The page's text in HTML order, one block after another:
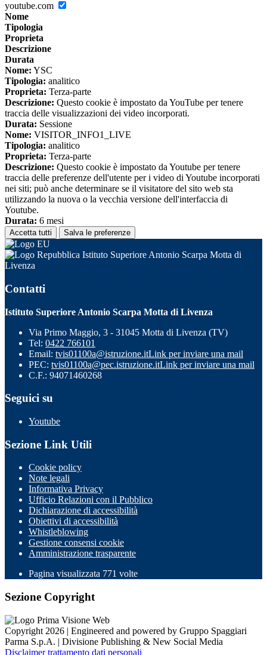
youtube.com
Nome
Tipologia
Proprieta
Descrizione
Durata
Nome: YSC
Tipologia: analitico
Proprieta: Terza-parte
Descrizione: Questo cookie è impostato da YouTube per tenere
traccia delle visualizzazioni dei video incorporati.
Durata: Sessione
Nome: VISITOR_INFO1_LIVE
Tipologia: analitico
Proprieta: Terza-parte
Descrizione: Questo cookie è impostato da Youtube per tenere
traccia delle preferenze dell'utente per i video di Youtube incorporati
nei siti; può anche determinare se il visitatore del sito web sta
utilizzando la nuova o la vecchia versione dell'interfaccia di
Youtube.
Durata: 6 mesi
Accetta tutti Salva le preferenze
Istituto Superiore Antonio Scarpa Motta di
Livenza
Contatti
Istituto Superiore Antonio Scarpa Motta di Livenza
Via Primo Maggio, 3 - 31045 Motta di Livenza (TV)
Tel: 0422 766101
Email: tvis01100a@istruzione.itLink per inviare una mail
PEC: tvis01100a@pec.istruzione.itLink per inviare una mail
C.F.: 94071460268
Seguici su
Youtube
Sezione Link Utili
Cookie policy
Note legali
Informativa Privacy
Ufficio Relazioni con il Pubblico
Dichiarazione di accessibilità
Obiettivi di accessibilità
Whistleblowing
Gestione consensi cookie
Amministrazione trasparente
Pagina visualizzata 771 volte
Sezione Copyright
Copyright 2026 | Engineered and powered by Gruppo Spaggiari
Parma S.p.A. | Divisione Publishing & New Social Media
Disclaimer trattamento dati personali